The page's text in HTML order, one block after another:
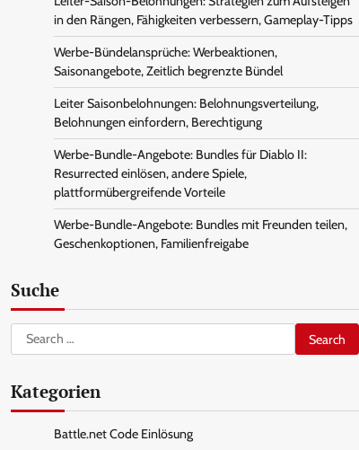
in den Rängen, Fähigkeiten verbessern, Gameplay-Tipps
Werbe-Bündelansprüche: Werbeaktionen,
Saisonangebote, Zeitlich begrenzte Bündel
Leiter Saisonbelohnungen: Belohnungsverteilung,
Belohnungen einfordern, Berechtigung
Werbe-Bundle-Angebote: Bundles für Diablo II:
Resurrected einlösen, andere Spiele,
plattformübergreifende Vorteile
Werbe-Bundle-Angebote: Bundles mit Freunden teilen,
Geschenkoptionen, Familienfreigabe
Suche
Search
for:
Kategorien
Battle.net Code Einlösung